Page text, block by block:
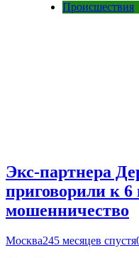
Происшествия
Экс-партнера
приговорили к 6
мошенничество
Москва245 месяцев спустя